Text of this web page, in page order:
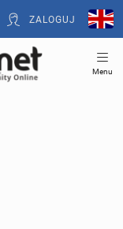
ZALOGUJ
Menu